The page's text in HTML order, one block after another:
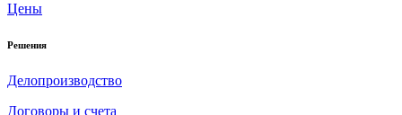
Цены
Решения
Делопроизводство
Договоры и счета